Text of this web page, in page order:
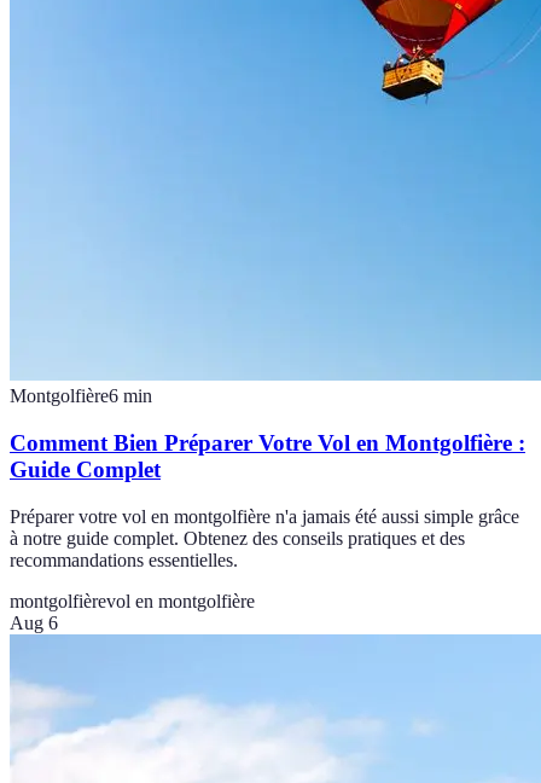
Montgolfière6 min
Comment Bien Préparer Votre Vol en Montgolfière :
Guide Complet
Préparer votre vol en montgolfière n'a jamais été aussi simple grâce
à notre guide complet. Obtenez des conseils pratiques et des
recommandations essentielles.
montgolfièrevol en montgolfière
Aug 6